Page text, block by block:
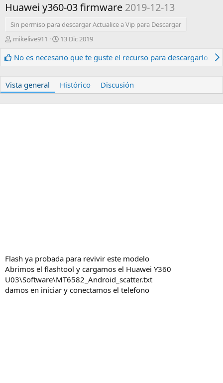
Huawei y360-03 firmware 2019-12-13
Sin permiso para descargar Actualice a Vip para Descargar
A
t
o
mikelive911
F
c
h
d
e
13 Dic 2019
No es necesario que te guste el recurso para descargarlo.
Vista general Histórico Discusión
Flash ya probada para revivir este modelo
Abrimos el flashtool y cargamos el Huawei Y360
U03\Software\MT6582_Android_scatter.txt
damos en iniciar y conectamos el telefono